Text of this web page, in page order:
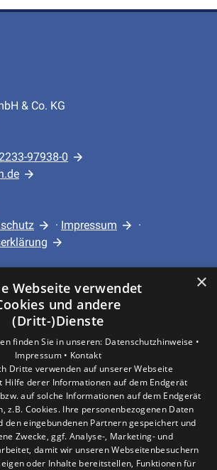
& Co. KG
97938-0
· Impressum
·
×
Webseite verwendet
und andere
(Dritt-)Dienste
finden Sie in unseren: Datenschutzhinweise •
Impressum • Kontakt
Dritte verwenden auf unserer Webseite
Hilfe derer Informationen auf dem Endgerät
auf solche Informationen auf dem Endgerät
z.B. Cookies. Ihre personenbezogenen Daten
den eingebundenen Partnern gespeichert und
Zwecke, ggf. Analyse-, Marketing- und
damit wir unseren Webseitenbesuchern
oder Inhalte bereitstellen, Funktionen für